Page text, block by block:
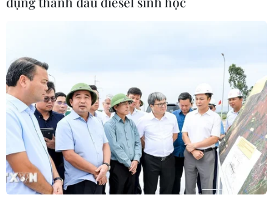
TIN CÙNG CHUYÊN MỤC
sẽ không bị ép buộc phải đầu hàng
08/08/2026 11:51
Mỹ có đang chuẩn bị một
chiến lược mới nhằm vào Iran?
07/08/2026 10:08